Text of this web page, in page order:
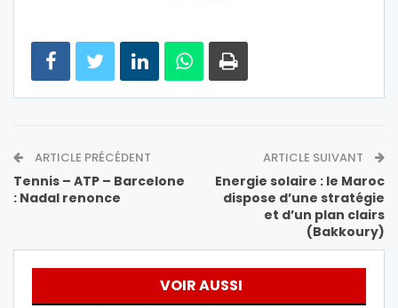
ARTICLE PRÉCÉDENT
Tennis – ATP – Barcelone
: Nadal renonce
ARTICLE SUIVANT
Energie solaire : le Maroc
dispose d’une stratégie
et d’un plan clairs
(Bakkoury)
VOIR AUSSI